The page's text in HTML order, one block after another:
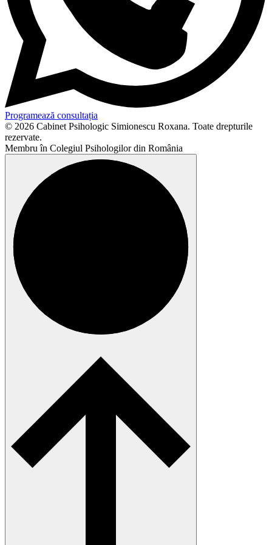
Programează consultația
© 2026 Cabinet Psihologic Simionescu Roxana. Toate drepturile
rezervate.
Membru în Colegiul Psihologilor din România